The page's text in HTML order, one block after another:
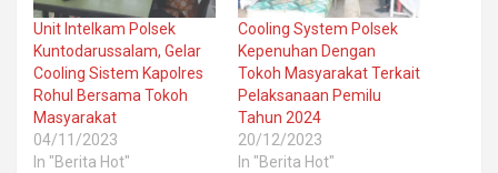
Unit Intelkam Polsek
Kuntodarussalam, Gelar
Cooling Sistem Kapolres
Rohul Bersama Tokoh
Masyarakat
04/11/2023
In "Berita Hot"
Cooling System Polsek
Kepenuhan Dengan
Tokoh Masyarakat Terkait
Pelaksanaan Pemilu
Tahun 2024
20/12/2023
In "Berita Hot"